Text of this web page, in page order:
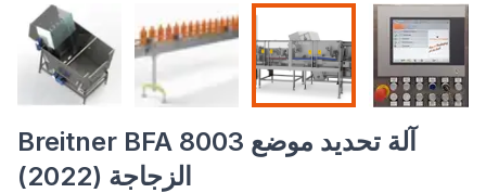
Breitner BFA 8003 آلة تحديد موضع
الزجاجة (2022)